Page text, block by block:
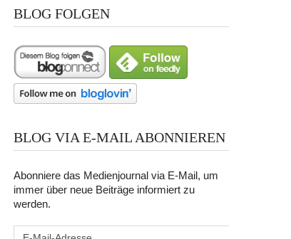
BLOG FOLGEN
BLOG VIA E-MAIL ABONNIEREN
Abonniere das Medienjournal via E-Mail, um
immer über neue Beiträge informiert zu
werden.
E-